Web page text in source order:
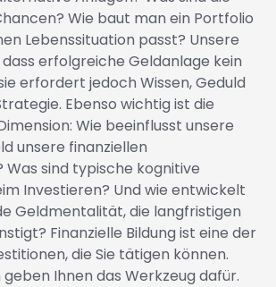
Wie baut man ein Portfolio
Lebenssituation passt? Unsere
erfolgreiche Geldanlage kein
erfordert jedoch Wissen, Geduld
Ebenso wichtig ist die
Wie beeinflusst unsere
unsere finanziellen
Was sind typische kognitive
Investieren? Und wie entwickelt
Geldmentalität, die langfristigen
Finanzielle Bildung ist eine der
die Sie tätigen können.
Ihnen das Werkzeug dafür.